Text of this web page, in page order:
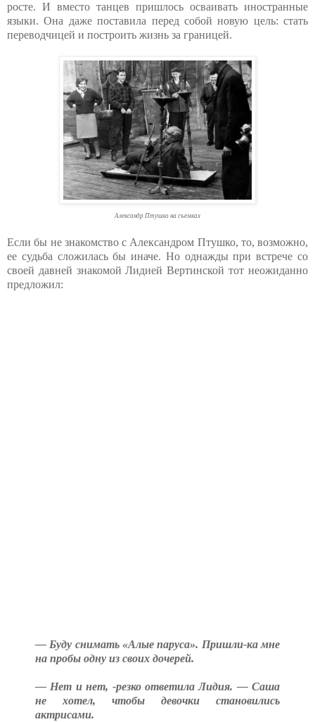
росте. И вместо танцев пришлось осваивать иностранные
языки. Она даже поставила перед собой новую цель: стать
переводчицей и построить жизнь за границей.
Александр Птушко на съемках
Если бы не знакомство с Александром Птушко, то, возможно,
ее судьба сложилась бы иначе. Но однажды при встрече со
своей давней знакомой Лидией Вертинской тот неожиданно
предложил:
— Буду снимать «Алые паруса». Пришли-ка мне
на пробы одну из своих дочерей.
— Нет и нет, -резко ответила Лидия. — Саша
не хотел, чтобы девочки становились
актрисами.